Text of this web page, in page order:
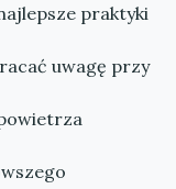
praktyki
uwagę przy